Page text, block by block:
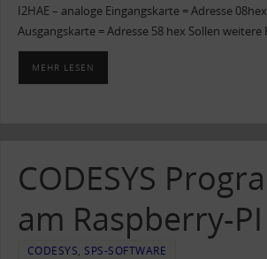
I2HAE – analoge Eingangskarte = Adresse
Ausgangskarte = Adresse 58 hex Sollen
MEHR LESEN
CODESYS
am Raspberry-PI
CODESYS, SPS-SOFTWARE